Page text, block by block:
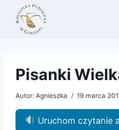
Przejdź
treści
Pisanki
Autor: Agnieszka 19 marca
Uruchom czytanie